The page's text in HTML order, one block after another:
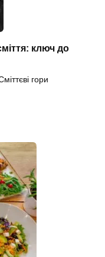
ключ до
гори